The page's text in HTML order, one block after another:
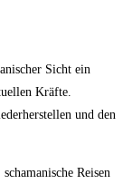
Sicht ein
Kräfte.
und den
Reisen